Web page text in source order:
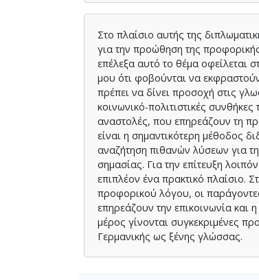
Στο πλαίσιο αυτής της
για την προώθηση της
επέλεξα αυτό το θέμα οφείλεται
μου ότι φοβούνται να
πρέπει να δίνει προσοχή στις
κοινωνικό-πολιτιστικές
αναστολές, που επηρεάζουν τη
είναι η σημαντικότερη μέθοδος
αναζήτηση πιθανών λύσεων για
σημασίας. Για την επίτευξη
επιπλέον ένα πρακτικό πλαίσιο.
προφορικού λόγου, οι
επηρεάζουν την επικοινωνία
μέρος γίνονται συγκεκριμένες
Γερμανικής ως ξένης γλώσσας.